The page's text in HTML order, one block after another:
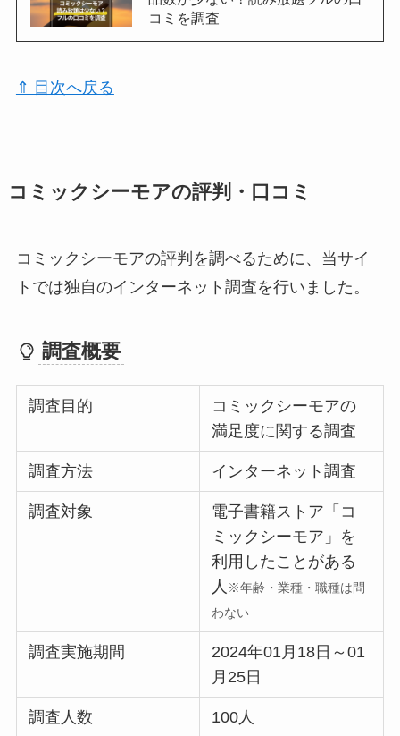
コミを調査
⇑ 目次へ戻る
コミックシーモアの評判・口コミ
コミックシーモアの評判を調べるために、当サイ
トでは独自のインターネット調査を行いました。
調査概要
調査目的
コミックシーモアの
満足度に関する調査
調査方法 インターネット調査
調査対象
電子書籍ストア「コ
ミックシーモア」を
利用したことがある
人 ※年齢・業種・職種は問
わない
調査実施期間
2024年01月18日～01
月25日
調査人数 100人